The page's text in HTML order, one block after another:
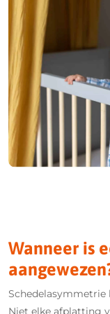
Wanneer is
Schedelasymmetrie
Niet elke afplatting